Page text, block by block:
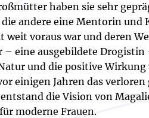
haben sie sehr
andere eine Mentorin
weit voraus war und deren
– eine ausgebildete
und die positive
einigen Jahren das
die Vision von
moderne Frauen.